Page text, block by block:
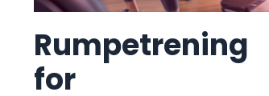
Rumpetrening
for